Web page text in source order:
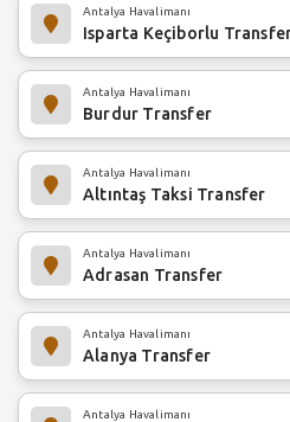
Antalya Havalimanı
Isparta Keçiborlu
Antalya Havalimanı
Burdur Transfer
Antalya Havalimanı
Altıntaş Taksi Transfer
Antalya Havalimanı
Adrasan Transfer
Antalya Havalimanı
Alanya Transfer
Antalya Havalimanı